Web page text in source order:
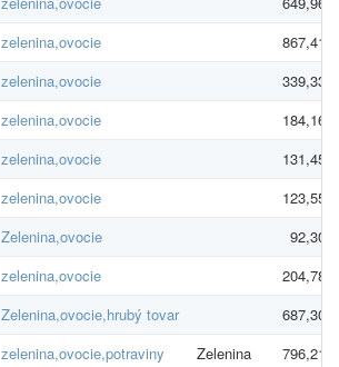
zelenina,ovocie
867,41 €
zelenina,ovocie
339,33 €
zelenina,ovocie
184,16 €
zelenina,ovocie
131,45 €
zelenina,ovocie
123,55 €
Zelenina,ovocie
92,30 €
zelenina,ovocie
204,78 €
Zelenina,ovocie,hrubý tovar
687,30 €
zelenina,ovocie,potraviny Zelenina
796,21 €